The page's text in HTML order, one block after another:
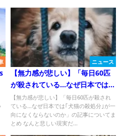
ニュース
【無力感が悲しい】「毎日60匹
が殺されている…なぜ日本では
｢犬猫の殺処分｣が一向になくな
らないのか」の記事についてま
とめ
【無力感が悲しい】「毎日60匹が殺され
ている…なぜ日本では｢犬猫の殺処分｣が一
向になくならないのか」の記事についてま
とめ なんと悲しい現実だ...